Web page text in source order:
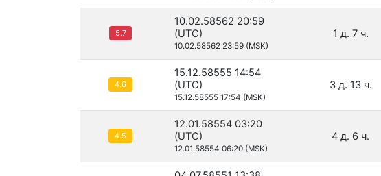
5.7
10.02.58562 20:59
(UTC)
10.02.58562 23:59 (MSK)
1 д. 7 ч.
4.6
15.12.58555 14:54
(UTC)
15.12.58555 17:54 (MSK)
3 д. 13 ч.
4.5
12.01.58554 03:20
(UTC)
12.01.58554 06:20 (MSK)
4 д. 6 ч.